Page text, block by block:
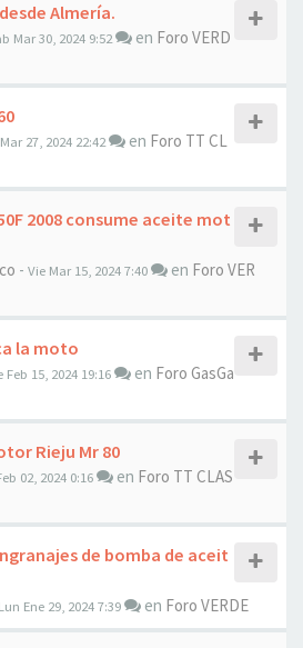
Almería.
Mar 30, 2024 9:52 en Foro VERD
27, 2024 22:42 en Foro TT CL
2008 consume aceite mot
- Vie Mar 15, 2024 7:40 en Foro VER
la moto
Feb 15, 2024 19:16 en Foro GasGa
Rieju Mr 80
02, 2024 0:16 en Foro TT CLAS
de bomba de aceit
Lun Ene 29, 2024 7:39 en Foro VERDE